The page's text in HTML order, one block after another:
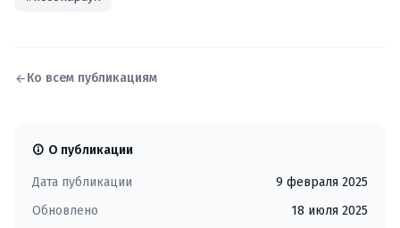
Ко всем публикациям
О публикации
Дата публикации
9 февраля 2025
Обновлено
18 июля 2025